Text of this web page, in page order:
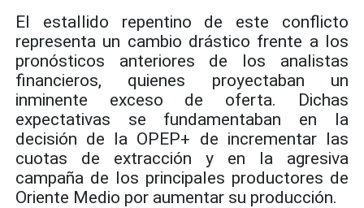
El estallido repentino de este conflicto
representa un cambio drástico frente a los
pronósticos anteriores de los analistas
financieros, quienes proyectaban un
inminente exceso de oferta. Dichas
expectativas se fundamentaban en la
decisión de la OPEP+ de incrementar las
cuotas de extracción y en la agresiva
campaña de los principales productores de
Oriente Medio por aumentar su producción.